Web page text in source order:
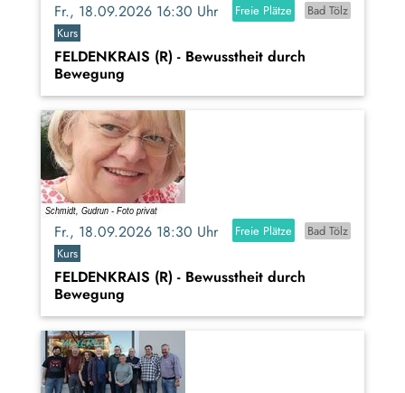
Fr., 18.09.2026 16:30 Uhr Freie Plätze
Bad Tölz
Kurs
FELDENKRAIS (R) - Bewusstheit durch
Bewegung
Fr., 18.09.2026 18:30 Uhr Freie Plätze
Bad Tölz
Kurs
FELDENKRAIS (R) - Bewusstheit durch
Bewegung